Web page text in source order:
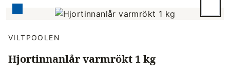
VILTPOOLEN
Hjortinnanlår varmrökt 1 kg